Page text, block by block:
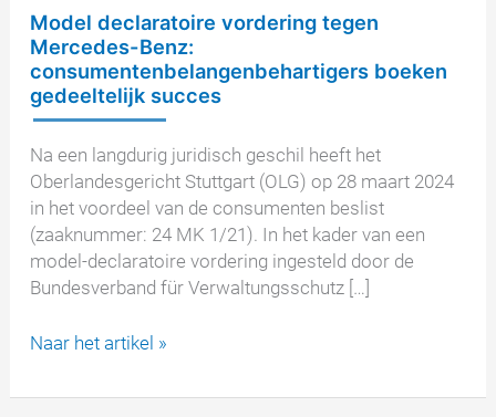
Model declaratoire vordering tegen
Mercedes-Benz:
consumentenbelangenbehartigers boeken
gedeeltelijk succes
Na een langdurig juridisch geschil heeft het
Oberlandesgericht Stuttgart (OLG) op 28 maart 2024
in het voordeel van de consumenten beslist
(zaaknummer: 24 MK 1/21). In het kader van een
model-declaratoire vordering ingesteld door de
Bundesverband für Verwaltungsschutz […]
Model
vordering
Naar het artikel »